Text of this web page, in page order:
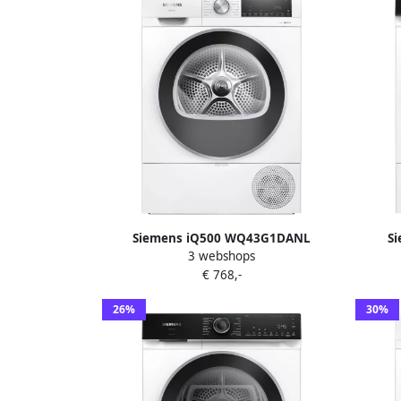
Siemens iQ500 WQ43G1DANL
Warmtepompdroger 9 kg AutoDry
EasyClean Filter speedPack: Bespaar
3 webshops
€ 768,-
Wit
26% 30%